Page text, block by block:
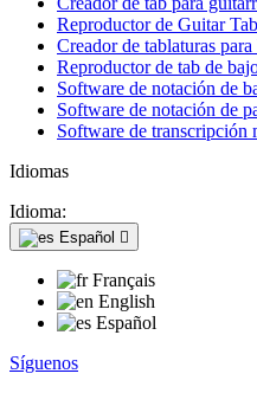
Reproductor de Guitar Tab
Creador de tablaturas
Reproductor de tab de
Software de notación de
Software de notación de
Software de transcripción
Idiomas
Idioma:
Español 
Français
English
Español
Síguenos